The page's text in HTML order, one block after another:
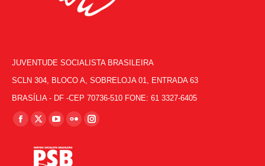
JUVENTUDE SOCIALISTA BRASILEIRA
SCLN 304, BLOCO A, SOBRELOJA 01, ENTRADA 63
BRASÍLIA - DF -CEP 70736-510 FONE: 61 3327-6405
Encontre-nos em:
Facebook
opens
X
opens
YouTube
opens
FlickrInstagram